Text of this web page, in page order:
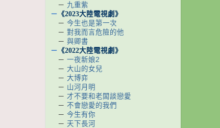
－ 九重紫
－ 《2023大陸電視劇》
－ 今生也是第一次
－ 對我而言危險的他
－ 與卿書
－ 《2022大陸電視劇》
－ 一夜新娘2
－ 大山的女兒
－ 大博弈
－ 山河月明
－ 才不要和老闆談戀愛
－ 不會戀愛的我們
－ 今生有你
－ 天下長河